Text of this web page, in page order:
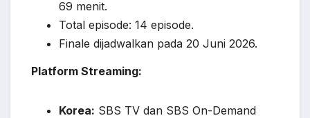
69 menit.
Total episode: 14 episode.
Finale dijadwalkan pada 20 Juni 2026.
Platform Streaming:
Korea: SBS TV dan SBS On-Demand